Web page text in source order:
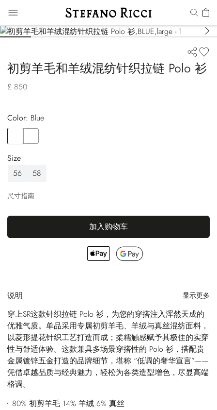
初剪羊毛和羊绒混纺针织拉链 Polo 衫
£ 850
Color:
blue
Size
56
58
尺寸指南
加入购物车
说明 显示更多
穿上SR这款针织拉链 Polo 衫，为您的穿搭注入浑然天成的
优雅气质。单品采用专属初剪羊毛、羊绒与真丝混纺面料，
以菱形提花针织工艺打造而成；柔糯触感赋予其极佳的实穿
性与舒适体验。这款兼具多场景穿搭性的 Polo 衫，搭配贵
金属镀锌五金打造的品牌细节，堪称 “低调的奢华宣言”——
凭借卓越品质与经典魅力，轻松为各类造型增色，尽显高端
格调。
80% 初剪羊毛 14% 羊绒 6% 真丝